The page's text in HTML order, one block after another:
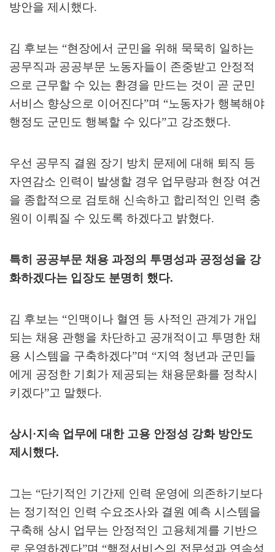
방안을 제시했다.
김 후보는 “현장에서 군민을 위해 묵묵히 일하는
공무직과 공공부문 노동자들이 존중받고 안정적
으로 근무할 수 있는 환경을 만드는 것이 곧 군민
서비스 향상으로 이어진다”며 “노동자가 행복해야
행정도 군민도 행복할 수 있다”고 강조했다.
우선 공무직 결원 장기 방치 문제에 대해 퇴직 등
자연감소 인력이 발생할 경우 업무량과 현장 여건
을 종합적으로 검토해 신속하고 합리적인 인력 충
원이 이뤄질 수 있도록 하겠다고 밝혔다.
특히 공공부문 채용 과정의 투명성과 공정성을 강
화하겠다는 입장도 분명히 했다.
김 후보는 “인맥이나 혈연 등 사적인 관계가 개입
되는 채용 관행을 차단하고 공개적이고 투명한 채
용 시스템을 구축하겠다”며 “지역 청년과 군민들
에게 공정한 기회가 제공되는 채용문화를 정착시
키겠다”고 말했다.
상시 ·지속 업무에 대한 고용 안정성 강화 방안도
제시했다.
그는 “단기적인 기간제 인력 운영에 의존하기보다
는 정기적인 인력 수요조사와 결원 예측 시스템을
구축해 상시 업무는 안정적인 고용체계를 기반으
로 운영하겠다”며 “행정서비스의 전문성과 연속성